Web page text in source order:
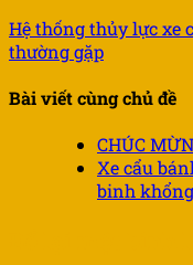
Hệ thống thủy lực xe
thường gặp
Bài viết cùng chủ đề
CHÚC
Xe cẩu
binh